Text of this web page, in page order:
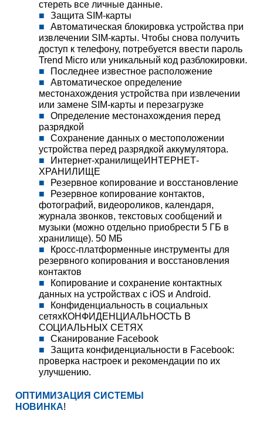
стереть все личные данные.
Защита SIM-карты
Автоматическая блокировка устройства при
извлечении SIM-карты. Чтобы снова получить
доступ к телефону, потребуется ввести пароль
Trend Micro или уникальный код разблокировки.
Последнее известное расположение
Автоматическое определение
местонахождения устройства при извлечении
или замене SIM-карты и перезагрузке
Определение местонахождения перед
разрядкой
Сохранение данных о местоположении
устройства перед разрядкой аккумулятора.
Интернет-хранилищеИНТЕРНЕТ-
ХРАНИЛИЩЕ
Резервное копирование и восстановление
Резервное копирование контактов,
фотографий, видеороликов, календаря,
журнала звонков, текстовых сообщений и
музыки (можно отдельно приобрести 5 ГБ в
хранилище). 50 МБ
Кросс-платформенные инструменты для
резервного копирования и восстановления
контактов
Копирование и сохранение контактных
данных на устройствах с iOS и Android.
Конфиденциальность в социальных
сетяхКОНФИДЕНЦИАЛЬНОСТЬ В
СОЦИАЛЬНЫХ СЕТЯХ
Сканирование Facebook
Защита конфиденциальности в Facebook:
проверка настроек и рекомендации по их
улучшению.
ОПТИМИЗАЦИЯ СИСТЕМЫ
НОВИНКА!